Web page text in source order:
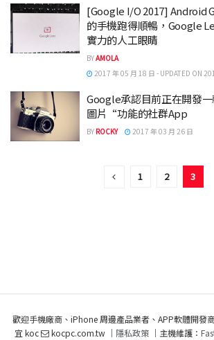
[Google I/O 2017] Android
的手機跑得順暢，Google
實力的人工眼睛
BYAMOLA
2017 年 05 月 18 日 - UPDATED ON
Google承認目前正在開發
圖片“功能的社群App
BY ROCKY 2017 年 03 月 26 日
1 2 3
歡迎手機廠商、iPhone 周邊產品業者、APP軟體開發
宜 koc
kocpc.com.tw ｜ 隱私政策｜主機維護：